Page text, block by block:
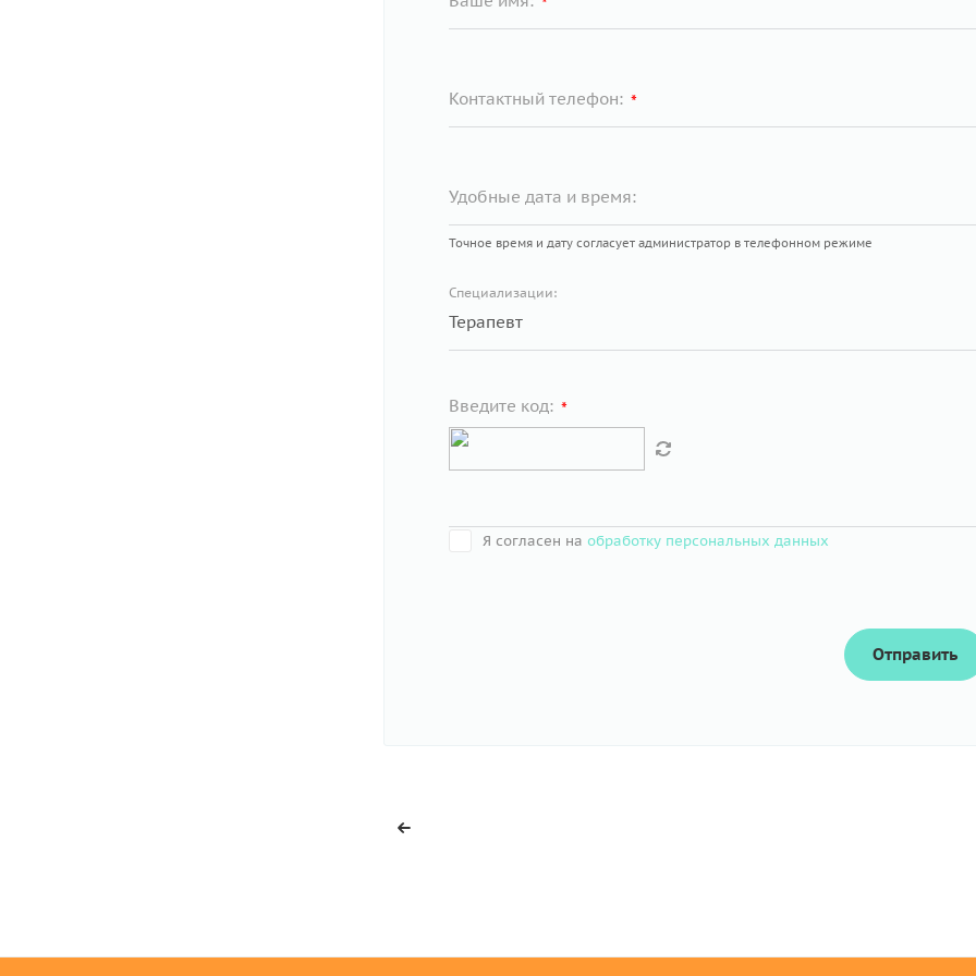
Контактный телефон: *
Удобные дата и время:
Точное время и дату согласует администратор в телефонном режиме
Специализации:
Введите код: *
Я согласен на обработку персональных данных
Отправить